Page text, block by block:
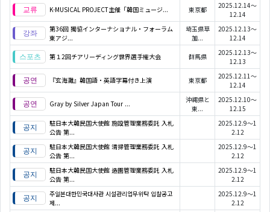
K-MUSICAL PROJECT主催「韓国ミュージ... 東京都
2025.12.14～
12.14
第36回 獨協インターナショナル・フォーラム
東アジ...
埼玉県草
加...
2025.12.13～
12.14
第１2回チアリーディング世界選手権大会 群馬県
2025.12.13～
12.13
『玄海灘』韓国語・英語字幕付き上演 東京都
2025.12.11～
12.14
Gray by Silver Japan Tour ...
沖縄県と
東...
2025.12.10～
12.15
駐日本大韓民国大使館 施設管理業務委託 入札
公告 第...
2025.12.9～1
2.12
駐日本大韓民国大使館 清掃管理業務委託 入札
公告 第...
2025.12.9～1
2.12
駐日本大韓民国大使館 造園管理業務委託 入札
公告 第...
2025.12.9～1
2.12
주일본대한민국대사관 시설관리업무위탁 입찰공고
제...
2025.12.9～1
2.12